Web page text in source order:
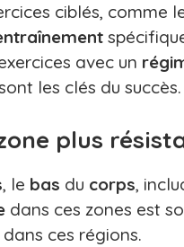
ciblés, comme
avec un
les clés du succès.
plus
, le bas du corps,
dans ces zones est
dans ces régions.